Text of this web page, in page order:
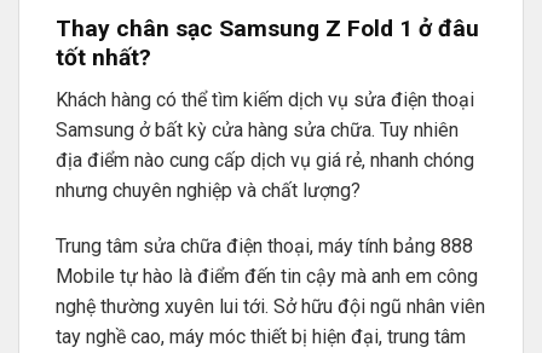
Thay chân sạc Samsung Z Fold 1 ở đâu
tốt nhất?
Khách hàng có thể tìm kiếm dịch vụ sửa điện thoại
Samsung ở bất kỳ cửa hàng sửa chữa. Tuy nhiên
địa điểm nào cung cấp dịch vụ giá rẻ, nhanh chóng
nhưng chuyên nghiệp và chất lượng?
Trung tâm sửa chữa điện thoại, máy tính bảng 888
Mobile tự hào là điểm đến tin cậy mà anh em công
nghệ thường xuyên lui tới. Sở hữu đội ngũ nhân viên
tay nghề cao, máy móc thiết bị hiện đại, trung tâm